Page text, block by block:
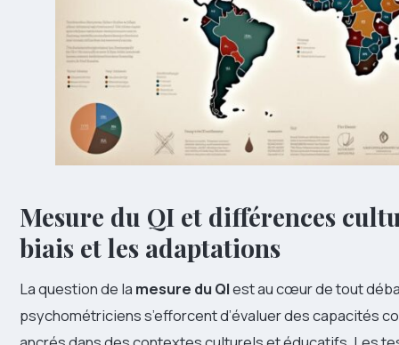
Mesure du QI et différences
biais et les adaptations
La question de la mesure du QIest au cœur de tout
psychométriciens s’efforcent d’évaluer des capacités